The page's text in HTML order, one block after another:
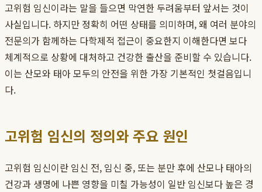
고위험 임신이라는 말을 들으면 막연한 두려움부터 앞서는 것이
사실입니다. 하지만 정확히 어떤 상태를 의미하며, 왜 여러 분야의
전문의가 함께하는 다학제적 접근이 중요한지 이해한다면 보다
체계적으로 상황에 대처하고 건강한 출산을 준비할 수 있습니다.
이는 산모와 태아 모두의 안전을 위한 가장 기본적인 첫걸음입니
다.
고위험 임신의 정의와 주요 원인
고위험 임신이란 임신 전, 임신 중, 또는 분만 후에 산모나 태아의
건강과 생명에 나쁜 영향을 미칠 가능성이 일반 임신보다 높은 경